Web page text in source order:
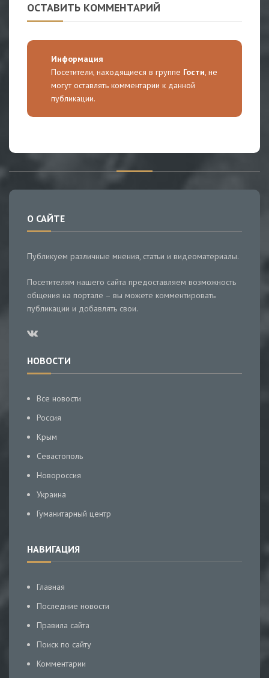
ОСТАВИТЬ КОММЕНТАРИЙ
Информация
Посетители, находящиеся в группе Гости, не
могут оставлять комментарии к данной
публикации.
О САЙТЕ
Публикуем различные мнения, статьи и видеоматериалы.
Посетителям нашего сайта предоставляем возможность
общения на портале – вы можете комментировать
публикации и добавлять свои.
НОВОСТИ
Все новости
Россия
Крым
Севастополь
Новороссия
Украина
Гуманитарный центр
НАВИГАЦИЯ
Главная
Последние новости
Правила сайта
Поиск по сайту
Комментарии